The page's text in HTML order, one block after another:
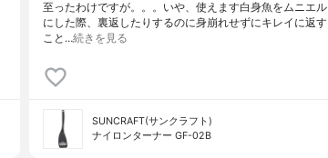
至ったわけですが。。。いや、使えます白身魚をムニエル
にした際、裏返したりするのに身崩れせずにキレイに返す
こと…続きを見る
SUNCRAFT(サンクラフト)
ナイロンターナー GF-02B